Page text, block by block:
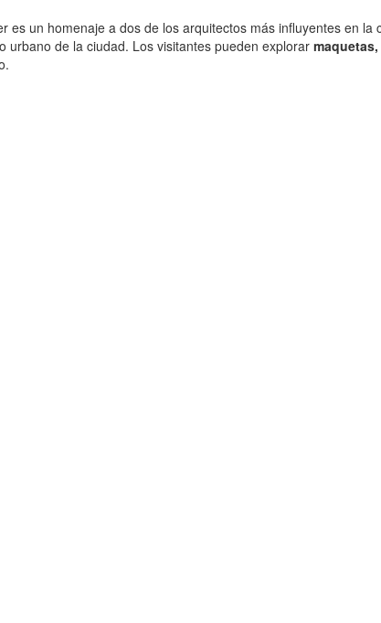
es un homenaje a dos de los arquitectos más influyentes en la
urbano de la ciudad. Los visitantes pueden explorar